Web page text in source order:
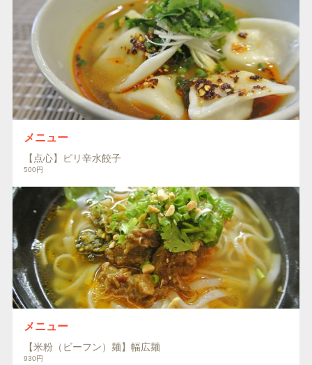
メニュー
【点心】ピリ辛水餃子
500円
メニュー
【米粉（ビーフン）麺】幅広麺
930円